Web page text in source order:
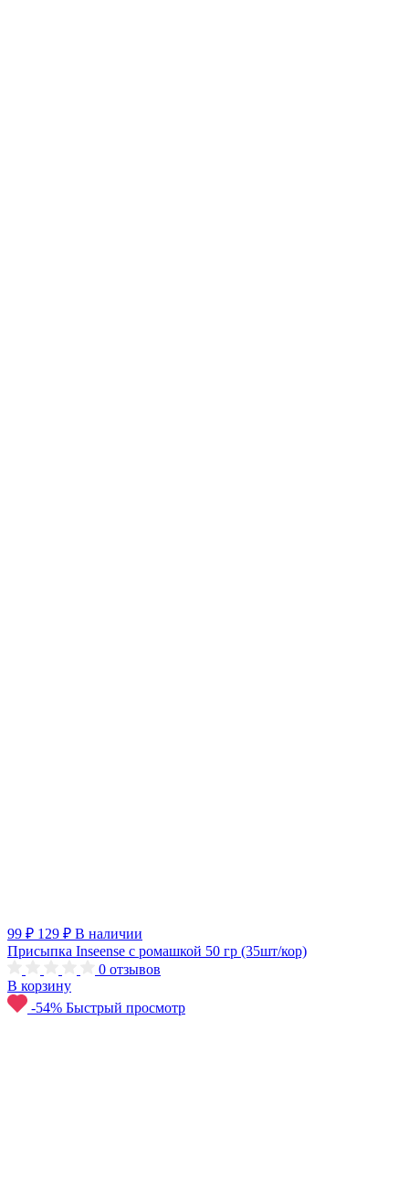
99 ₽ 129 ₽ В наличии
Присыпка Inseense с ромашкой 50 гр (35шт/кор)
0 отзывов
В корзину
-54% Быстрый просмотр